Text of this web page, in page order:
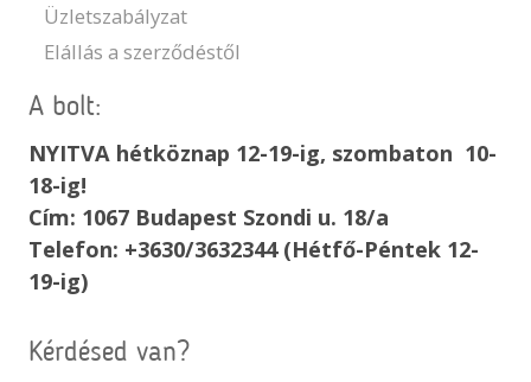
Üzletszabályzat
Elállás a szerződéstől
A bolt:
NYITVA hétköznap 12-19-ig, szombaton 10-
18-ig!
Cím: 1067 Budapest Szondi u. 18/a
Telefon: +3630/3632344 (Hétfő-Péntek 12-
19-ig)
Kérdésed van?